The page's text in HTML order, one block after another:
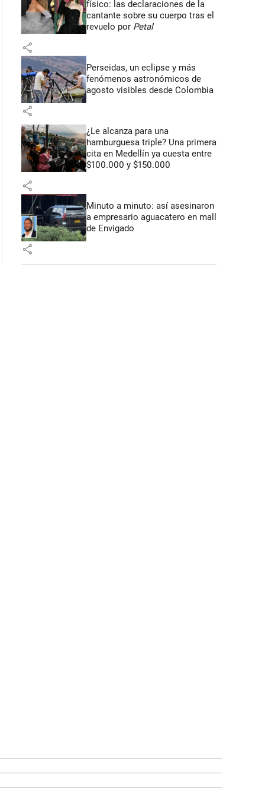
físico: las declaraciones de la
cantante sobre su cuerpo tras el
revuelo por Petal
share
Perseidas, un eclipse y más
fenómenos astronómicos de
agosto visibles desde Colombia
share
¿Le alcanza para una
hamburguesa triple? Una primera
cita en Medellín ya cuesta entre
$100.000 y $150.000
share
Minuto a minuto: así asesinaron
a empresario aguacatero en mall
de Envigado
share